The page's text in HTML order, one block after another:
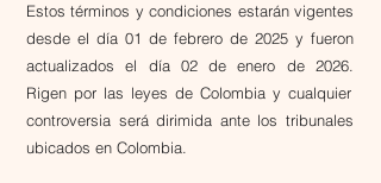
​Estos términos y condiciones estarán vigentes
desde el día 01 de febrero de 2025 y fueron
actualizados el día 02 de enero de 2026.
Rigen por las leyes de Colombia y cualquier
controversia será dirimida ante los tribunales
ubicados en Colombia.